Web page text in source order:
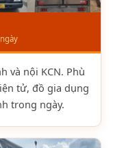
và nội KCN. Phù
tử, đồ gia dụng
trong ngày.